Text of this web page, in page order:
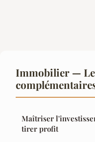
Immobilier —
Maîtriser
tirer profit